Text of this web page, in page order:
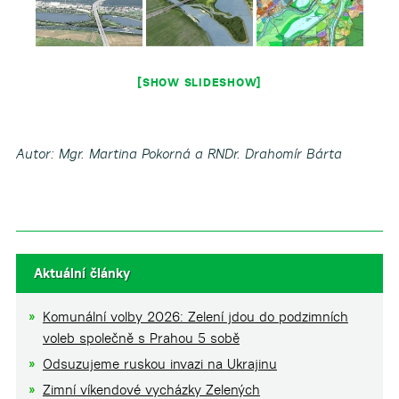
[SHOW SLIDESHOW]
Autor: Mgr. Martina Pokorná a RNDr. Drahomír Bárta
Aktuální články
Komunální volby 2026: Zelení jdou do podzimních
voleb společně s Prahou 5 sobě
Odsuzujeme ruskou invazi na Ukrajinu
Zimní víkendové vycházky Zelených